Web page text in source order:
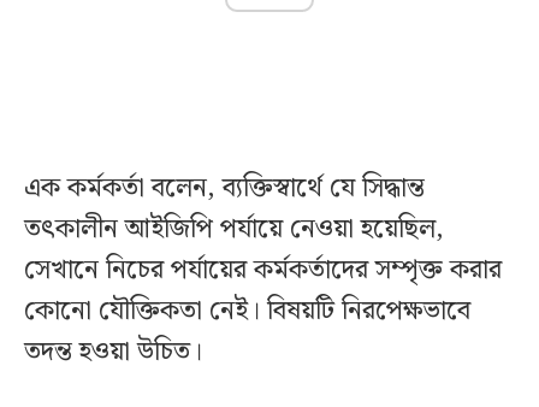
এক কর্মকর্তা বলেন, ব্যক্তিস্বার্থে যে সিদ্ধান্ত
তৎকালীন আইজিপি পর্যায়ে নেওয়া হয়েছিল,
সেখানে নিচের পর্যায়ের কর্মকর্তাদের সম্পৃক্ত করার
কোনো যৌক্তিকতা নেই। বিষয়টি নিরপেক্ষভাবে
তদন্ত হওয়া উচিত।